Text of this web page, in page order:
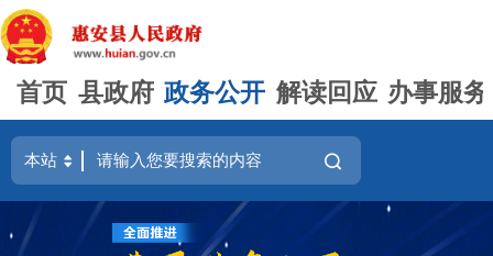
首页 县政府 政务公开 解读回应 办事服务